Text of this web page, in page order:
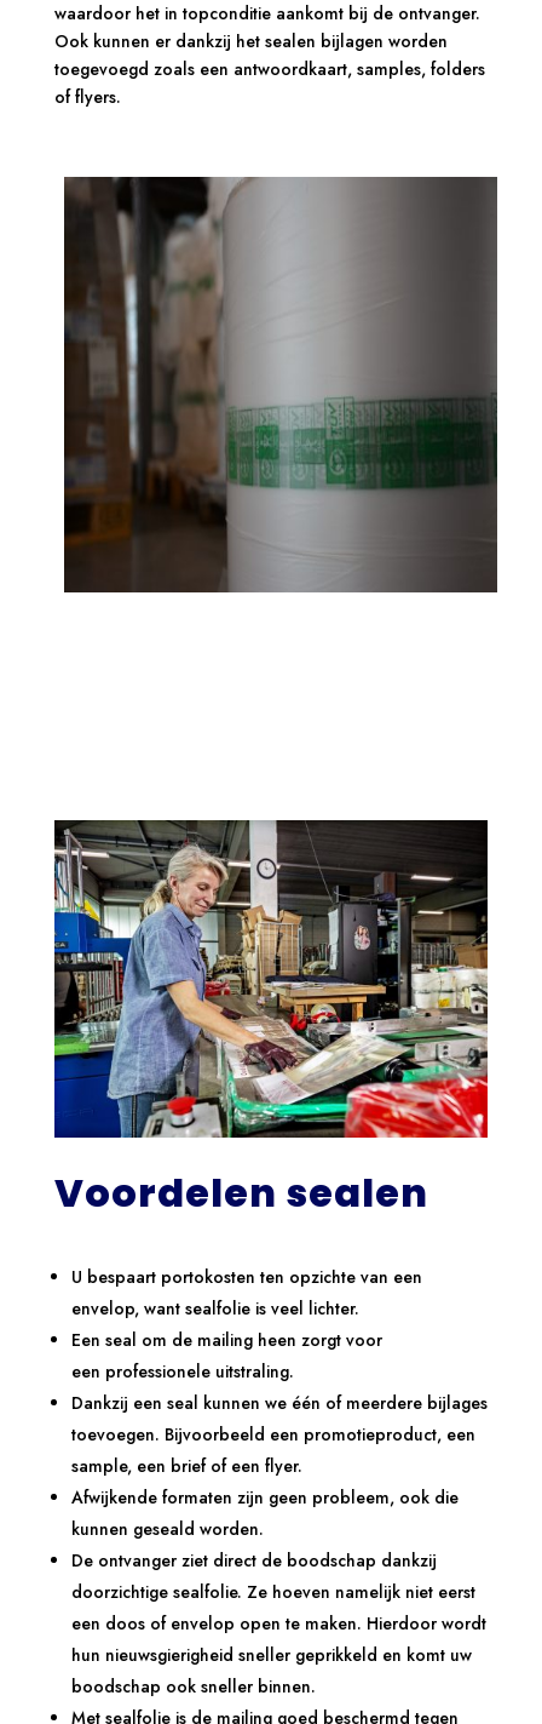
waardoor het in topconditie aankomt bij de ontvanger.
Ook kunnen er dankzij het sealen bijlagen worden
toegevoegd zoals een antwoordkaart, samples, folders
of flyers.
Voordelen sealen
U bespaart portokosten ten opzichte van een
envelop, want sealfolie is veel lichter.
Een seal om de mailing heen zorgt voor
een professionele uitstraling.
Dankzij een seal kunnen we één of meerdere bijlages
toevoegen. Bijvoorbeeld een promotieproduct, een
sample, een brief of een flyer.
Afwijkende formaten zijn geen probleem, ook die
kunnen geseald worden.
De ontvanger ziet direct de boodschap dankzij
doorzichtige sealfolie. Ze hoeven namelijk niet eerst
een doos of envelop open te maken. Hierdoor wordt
hun nieuwsgierigheid sneller geprikkeld en komt uw
boodschap ook sneller binnen.
Met sealfolie is de mailing goed beschermd tegen